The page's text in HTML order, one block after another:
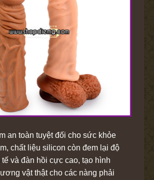
an toàn tuyệt đối cho sức khỏe
chất liệu silicon còn đem lại độ
tế và đàn hồi cực cao, tạo hình
vật thật cho các nàng phải